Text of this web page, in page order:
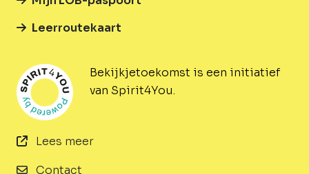
Bekijkjetoekomst is een initiatief
van Spirit4You.
Lees meer
Contact
Leerroutekaart